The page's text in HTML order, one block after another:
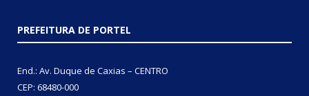
PREFEITURA DE PORTEL
End.: Av. Duque de Caxias – CENTRO
CEP: 68480-000